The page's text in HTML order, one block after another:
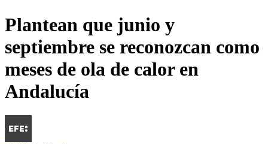
Plantean que junio y
septiembre se reconozcan como
meses de ola de calor en
Andalucía